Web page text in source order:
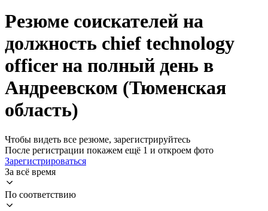
Резюме соискателей на
должность chief technology
officer на полный день в
Андреевском (Тюменская
область)
Чтобы видеть все резюме, зарегистрируйтесь
После регистрации покажем ещё 1 и откроем фото
Зарегистрироваться
За всё время
По соответствию